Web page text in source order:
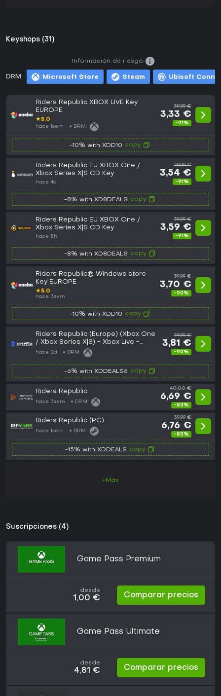
Keyshops (31)
DRM: Microsoft Store Steam Ubisoft
Información de riesgo:
Riders Republic XBOX LIVE Key
EUROPE
★5.0
hace 1sem DRM:
39,99 €
3,33 €
-91%
-10% with XDD10 copy
Riders Republic EU XBOX One /
Xbox Series X|S CD Key
hace 4d
39,99 €
3,54 €
-91%
-8% with XD8DEALS copy
Riders Republic EU XBOX One /
Xbox Series X|S CD Key
hace 5h
39,99 €
3,59 €
-91%
-8% with XD8DEALS copy
Riders Republic® Windows store
Key EUROPE
★5.0
hace 3sem
39,99 €
3,70 €
-90%
-10% with XDD10 copy
Riders Republic (Europe) (Xbox One
/ Xbox Series X|S) - Xbox Live -
Digital Key
hace 2d DRM:
39,99 €
3,81 €
-90%
-6% with XDDEALS6 copy
Riders Republic
hace 3sem DRM:
40,00 €
6,69 €
-83%
Riders Republic (PC)
hace 1sem DRM:
39,99 €
6,76 €
-83%
-15% with XDDEALS copy
+Más
Suscripciones (4)
Game Pass Premium
desde
1,00 € Comparar precios
Game Pass Ultimate
desde
4,81 € Comparar precios